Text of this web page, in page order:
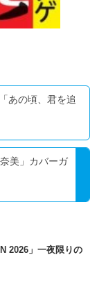
あの頃、君を追
美」カバーガ
2026」一夜限りの